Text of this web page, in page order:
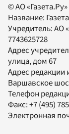
© АО
Название:
Учредитель:АО
7743625728
Адрес
улица, дом 67
Адрес редакции
Варшавское
Телефон
Факс:+7 (495)
Электронная